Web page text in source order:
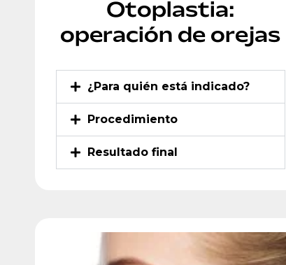
Otoplastia:
operación de orejas
¿Para quién está indicado?
Procedimiento
Resultado final